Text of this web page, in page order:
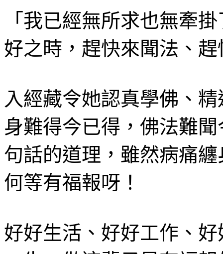
「我已經無所求也無牽
好之時，趕快來聞法、
入經藏令她認真學佛、
身難得今已得，佛法難
句話的道理，雖然病痛
何等有福報呀！
好好生活、好好工作、